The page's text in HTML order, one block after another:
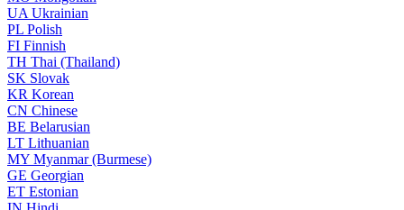
UA Ukrainian
PL Polish
FI Finnish
TH Thai (Thailand)
SK Slovak
KR Korean
CN Chinese
BE Belarusian
LT Lithuanian
MY Myanmar (Burmese)
GE Georgian
ET Estonian